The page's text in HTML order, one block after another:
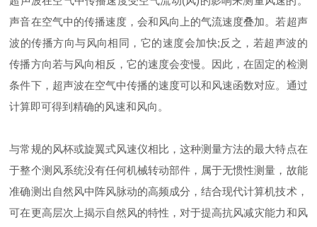
声音在空气中的传播速度，会和风向上的气流速度叠加。若超声
波的传播方向与风向相同，它的速度会加快;反之，若超声波的
传播方向若与风向相反，它的速度会变慢。因此，在固定的检测
条件下，超声波在空气中传播的速度可以和风速函数对应。通过
计算即可得到精确的风速和风向。
与常规的风杯或旋翼式风速仪相比，这种测量方法的最大特点在
于整个测风系统没有任何机械转动部件，属于无惯性测量，故能
准确测出自然风中阵风脉动的高频成分，结合现代计算机技术，
可在更高层次上揭示自然风的特性，对于提高抗风减灾能力和风